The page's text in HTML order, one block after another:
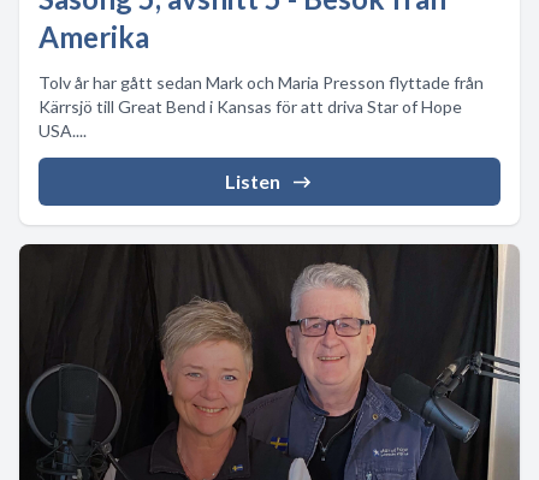
Amerika
Tolv år har gått sedan Mark och Maria Presson flyttade från
Kärrsjö till Great Bend i Kansas för att driva Star of Hope
USA....
Listen